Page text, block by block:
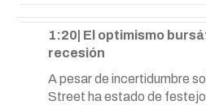
1:20| El optimismo
recesión
A pesar de incertidumbre
Street ha estado de festejo